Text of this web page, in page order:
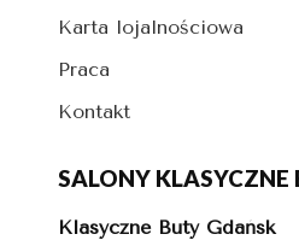
Karta lojalnościowa
Praca
Kontakt
SALONY KLASYCZNE
Klasyczne Buty Gdańsk